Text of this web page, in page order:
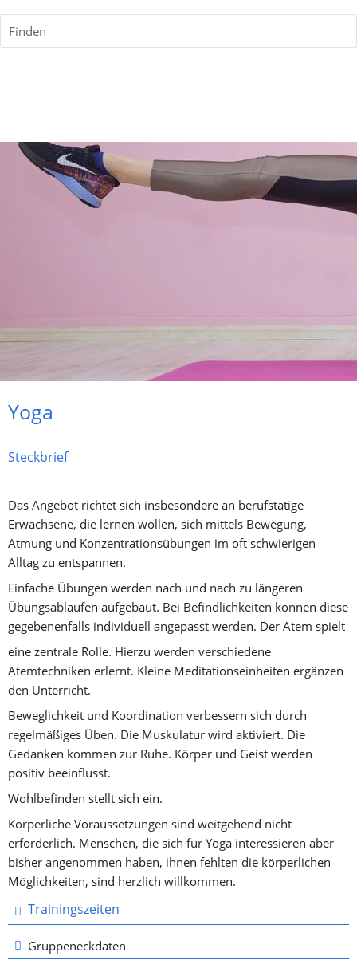
Finden
Yoga
Steckbrief
Das Angebot richtet sich insbesondere an berufstätige
Erwachsene, die lernen wollen, sich mittels Bewegung,
Atmung und Konzentrationsübungen im oft schwierigen
Alltag zu entspannen.
Einfache Übungen werden nach und nach zu längeren
Übungsabläufen aufgebaut. Bei Befindlichkeiten können diese
gegebenenfalls individuell angepasst werden. Der Atem spielt
eine zentrale Rolle. Hierzu werden verschiedene
Atemtechniken erlernt. Kleine Meditationseinheiten ergänzen
den Unterricht.
Beweglichkeit und Koordination verbessern sich durch
regelmäßiges Üben. Die Muskulatur wird aktiviert. Die
Gedanken kommen zur Ruhe. Körper und Geist werden
positiv beeinflusst.
Wohlbefinden stellt sich ein.
Körperliche Voraussetzungen sind weitgehend nicht
erforderlich. Menschen, die sich für Yoga interessieren aber
bisher angenommen haben, ihnen fehlten die körperlichen
Möglichkeiten, sind herzlich willkommen.
Trainingszeiten
Gruppeneckdaten